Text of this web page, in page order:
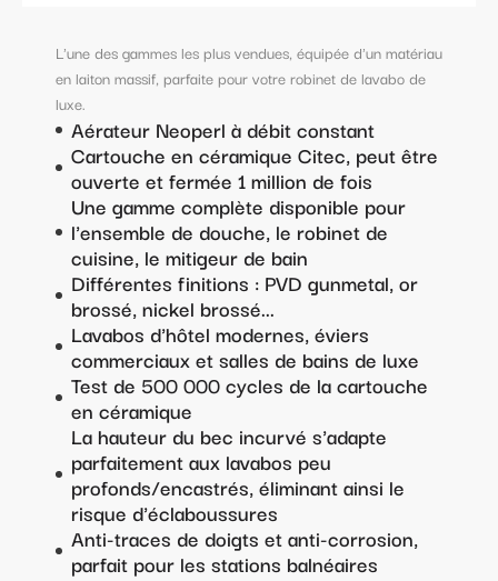
L'une des gammes les plus vendues, équipée d'un matériau
en laiton massif, parfaite pour votre robinet de lavabo de
luxe.
Aérateur Neoperl à débit constant
Cartouche en céramique Citec, peut être
ouverte et fermée 1 million de fois
Une gamme complète disponible pour
l'ensemble de douche, le robinet de
cuisine, le mitigeur de bain
Différentes finitions : PVD gunmetal, or
brossé, nickel brossé...
Lavabos d'hôtel modernes, éviers
commerciaux et salles de bains de luxe
Test de 500 000 cycles de la cartouche
en céramique
La hauteur du bec incurvé s'adapte
parfaitement aux lavabos peu
profonds/encastrés, éliminant ainsi le
risque d'éclaboussures
Anti-traces de doigts et anti-corrosion,
parfait pour les stations balnéaires